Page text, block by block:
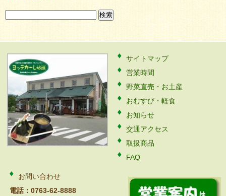
検
索:
サイトマップ
営業時間
野菜直売・お土産
おむすび・軽食
お知らせ
交通アクセス
取扱商品
FAQ
お問い合わせ
電話：0763-62-8888